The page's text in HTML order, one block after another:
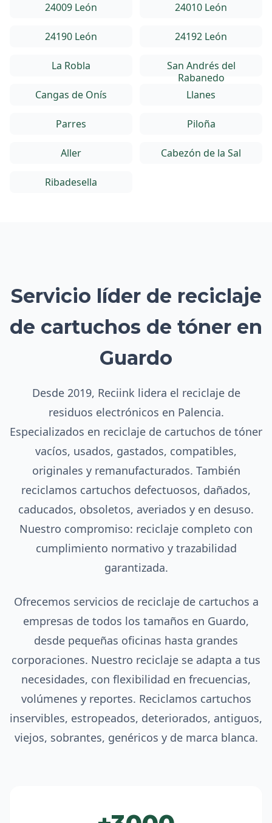
24009 León 24010 León
24190 León 24192 León
La Robla
San Andrés del
Rabanedo
Cangas de Onís
Llanes
Parres Piloña
Aller Cabezón de la Sal
Ribadesella
Servicio líder de reciclaje
de cartuchos de tóner en
Guardo
Desde 2019, Reciink lidera el reciclaje de
residuos electrónicos en Palencia.
Especializados en reciclaje de cartuchos de tóner
vacíos, usados, gastados, compatibles,
originales y remanufacturados. También
reciclamos cartuchos defectuosos, dañados,
caducados, obsoletos, averiados y en desuso.
Nuestro compromiso: reciclaje completo con
cumplimiento normativo y trazabilidad
garantizada.
Ofrecemos servicios de reciclaje de cartuchos a
empresas de todos los tamaños en Guardo,
desde pequeñas oficinas hasta grandes
corporaciones. Nuestro reciclaje se adapta a tus
necesidades, con flexibilidad en frecuencias,
volúmenes y reportes. Reciclamos cartuchos
inservibles, estropeados, deteriorados, antiguos,
viejos, sobrantes, genéricos y de marca blanca.